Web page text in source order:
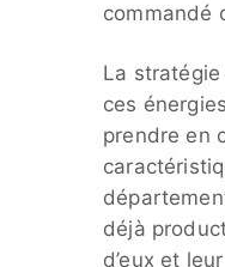
commandé
La
ces
prendre en
déjà
d’eux et